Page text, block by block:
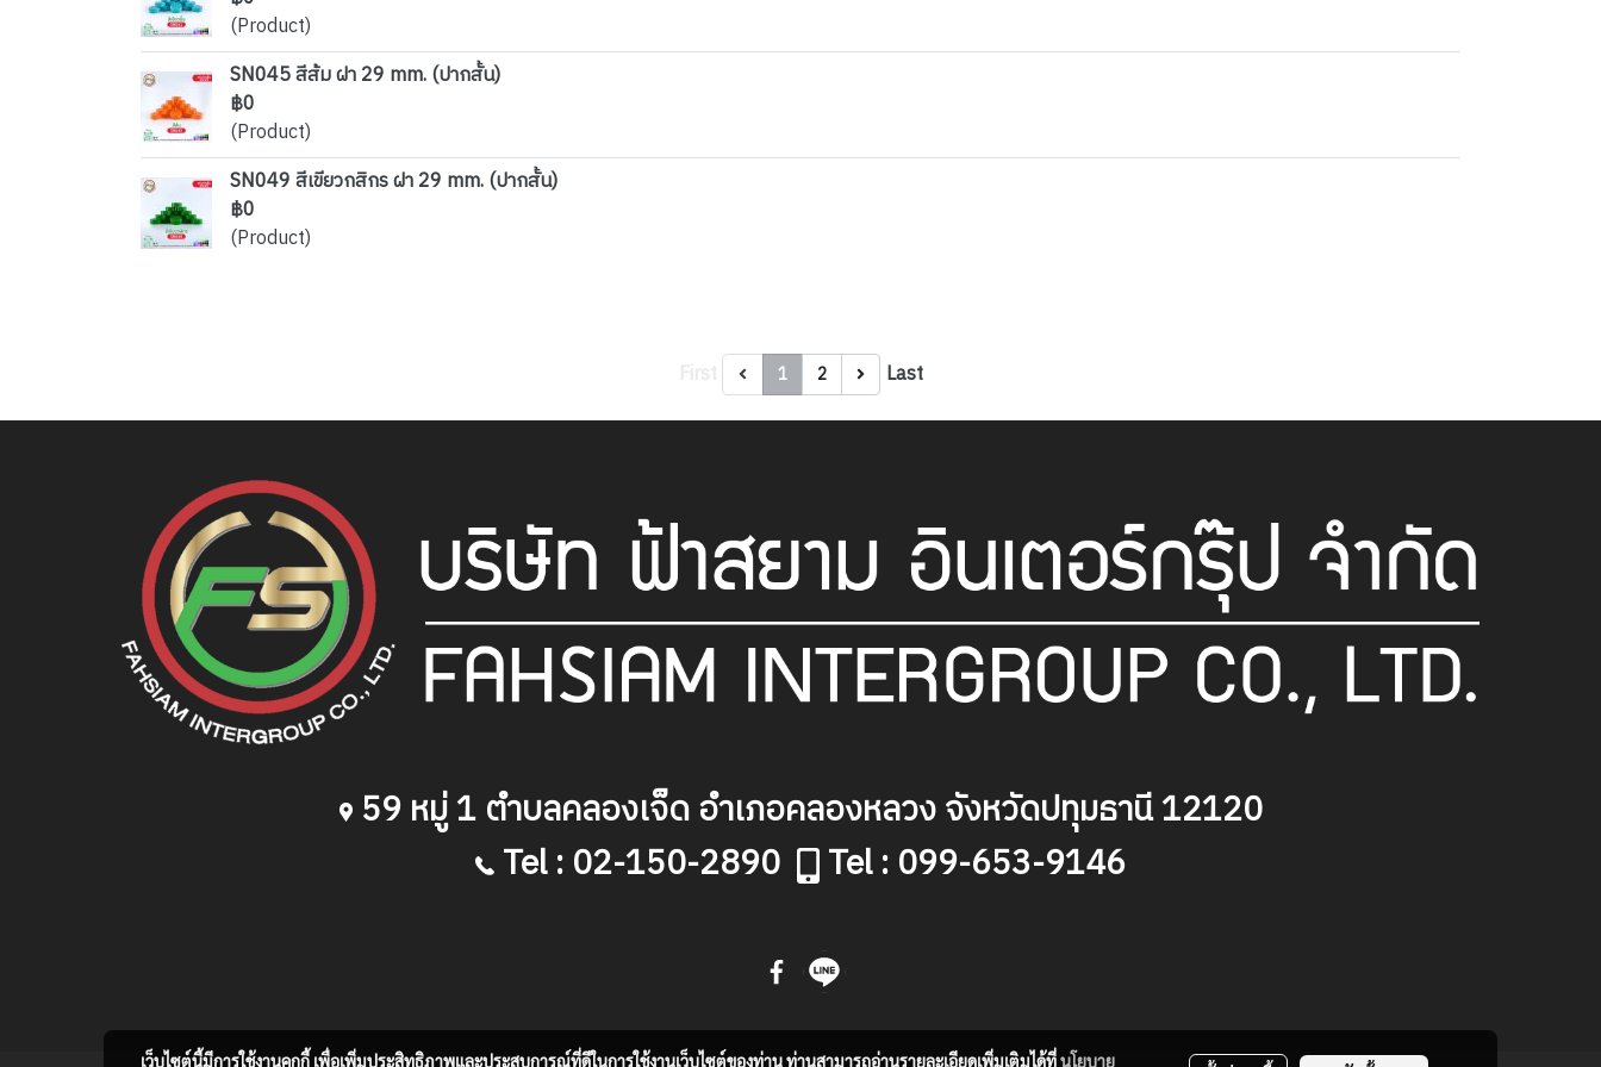
(Product)
SN045 สีส้ม ฝา 29 mm. (ปากสั้น)
฿0
(Product)
SN049 สีเขียวกสิกร ฝา 29 mm. (ปากสั้น)
฿0
(Product)
1 2 Last
59หมู่1ตำบลคลองเจ็ด อำเภอคลองหลวง จังหวัดปทุมธานี12120
Tel : 02-150-2890 Tel : 099-653-9146
เว็บไซต์นี้มีการใช้งานคุกกี้ เพื่อเพิ่มประสิทธิภาพและประสบการณ์ที่ดีในการใช้งานเว็บไซต์ของท่าน ท่านสามารถอ่านรายละเอียดเพิ่มเติมได้ที่นโยบาย